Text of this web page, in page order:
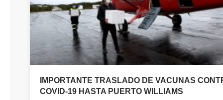
IMPORTANTE TRASLADO DE VACUNAS
COVID-19 HASTA PUERTO WILLIAMS